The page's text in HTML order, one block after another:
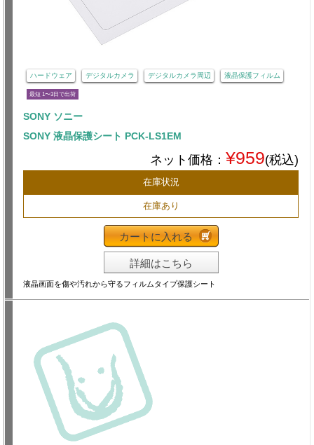
ハードウェア デジタルカメラ デジタルカメラ周辺 液晶保護フィルム
最短 1〜3日で出荷
SONY ソニー
SONY 液晶保護シート PCK-LS1EM
ネット価格： ¥959(税込)
在庫状況
在庫あり
カートに入れる
詳細はこちら
液晶画面を傷や汚れから守るフィルムタイプ保護シート